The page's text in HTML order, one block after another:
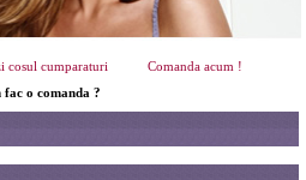
cosul cumparaturi
Comanda acum !
fac o comanda ?